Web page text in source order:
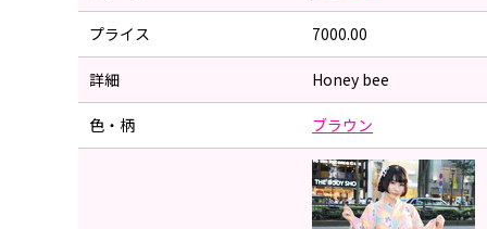
プライス 7000.00
詳細 Honey bee
色・柄 ブラウン